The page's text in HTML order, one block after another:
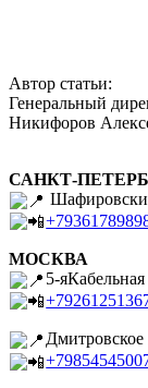
Автор статьи:
Генеральный
Никифоров
САНКТ-
МОСКВА
5-